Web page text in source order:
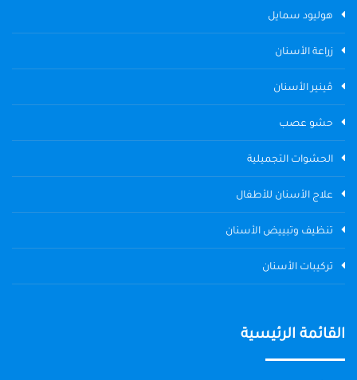
هوليود سمايل
زراعة الأسنان
ڤينير الأسنان
حشو عصب
الحشوات التجميلية
علاج الأسنان للأطفال
تنظيف وتبييض الأسنان
تركيبات الأسنان
القائمة الرئيسية